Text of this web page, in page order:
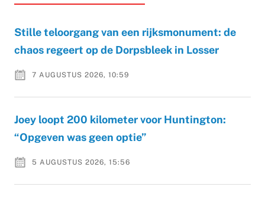
Stille teloorgang van een rijksmonument: de
chaos regeert op de Dorpsbleek in Losser
7 AUGUSTUS 2026, 10:59
Joey loopt 200 kilometer voor Huntington:
“Opgeven was geen optie”
5 AUGUSTUS 2026, 15:56